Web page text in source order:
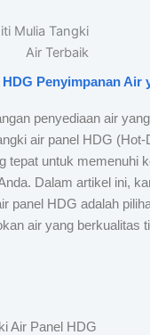
Penyimpanan Air
penyediaan air
air panel HDG
tepat untuk memenuhi
Dalam artikel ini,
panel HDG adalah
air yang berkualitas
Air Panel HDG